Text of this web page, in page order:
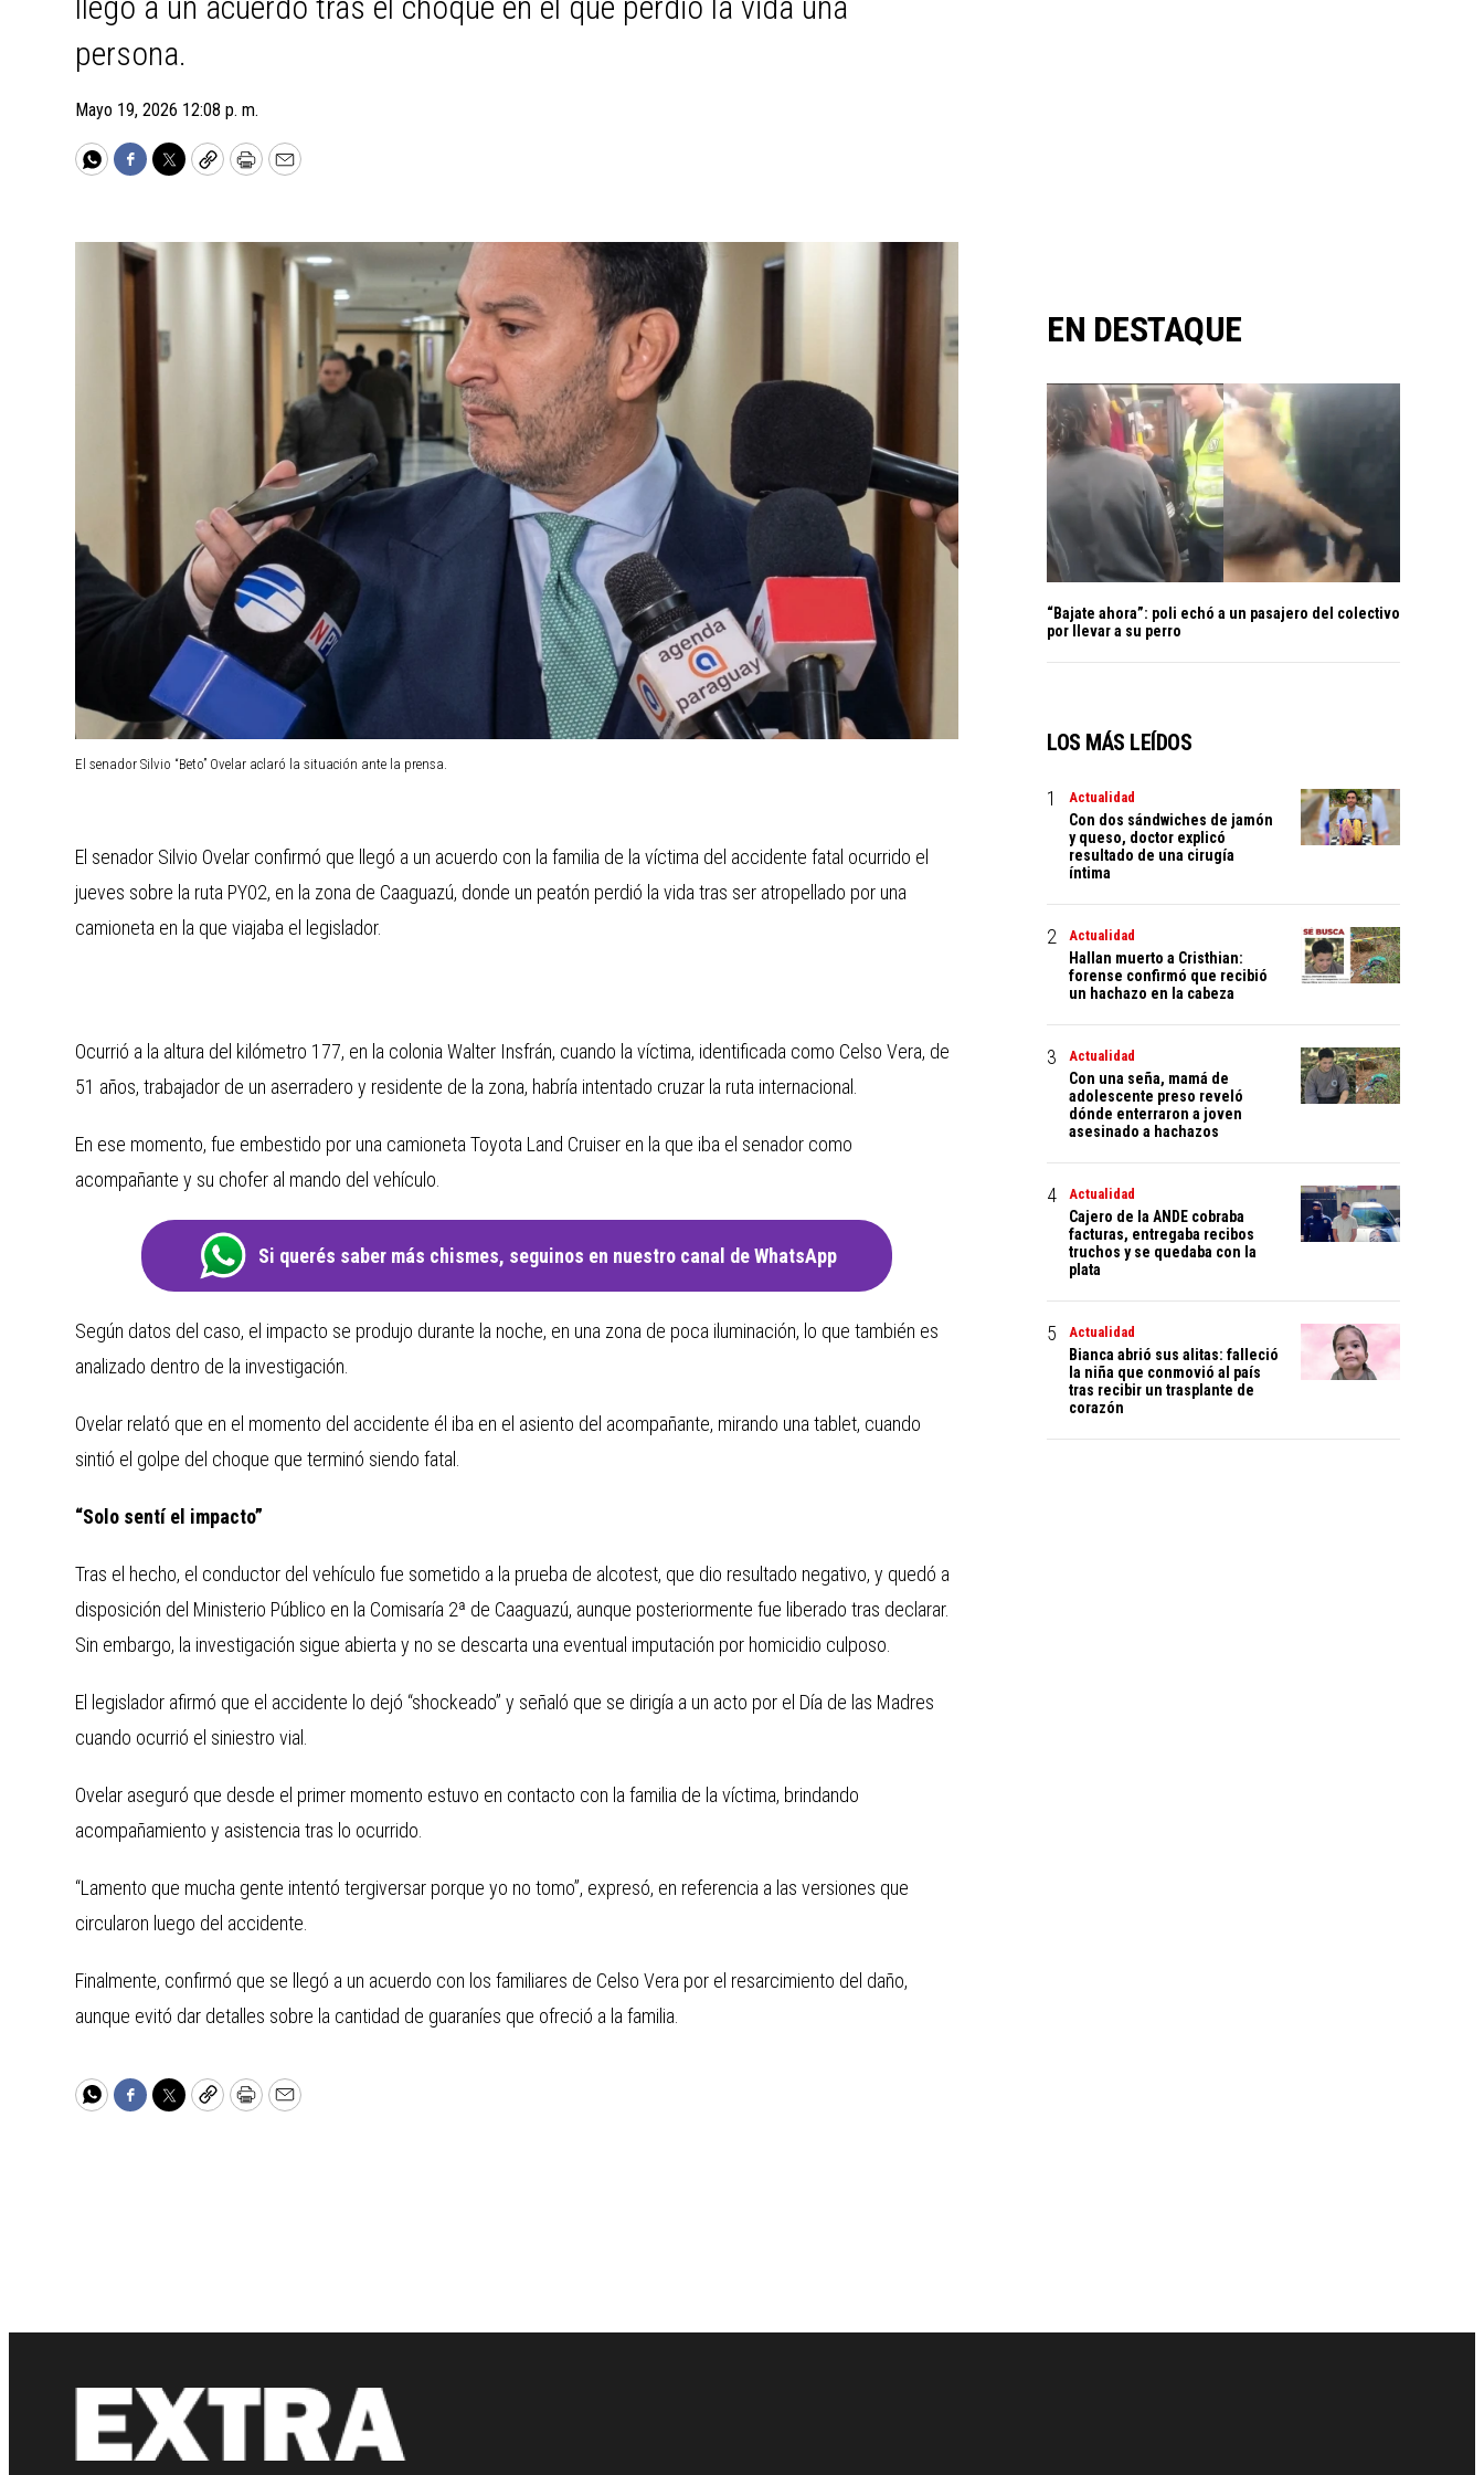
persona.
Mayo 19, 2026 12:08 p. m.
WhatsApp
Facebook
TwitterCopyPrintEmail
El senador Silvio “Beto” Ovelar aclaró la situación ante la prensa.
El senador Silvio Ovelar confirmó que llegó a un acuerdo con la familia de la víctima del accidente fatal ocurrido el
jueves sobre la ruta PY02, en la zona de Caaguazú, donde un peatón perdió la vida tras ser atropellado por una
camioneta en la que viajaba el legislador.
Ocurrió a la altura del kilómetro 177, en la colonia Walter Insfrán, cuando la víctima, identificada como Celso Vera, de
51 años, trabajador de un aserradero y residente de la zona, habría intentado cruzar la ruta internacional.
En ese momento, fue embestido por una camioneta Toyota Land Cruiser en la que iba el senador como
acompañante y su chofer al mando del vehículo.
Si querés saber más chismes, seguinos en nuestro canal de WhatsApp
Según datos del caso, el impacto se produjo durante la noche, en una zona de poca iluminación, lo que también es
analizado dentro de la investigación.
Ovelar relató que en el momento del accidente él iba en el asiento del acompañante, mirando una tablet, cuando
sintió el golpe del choque que terminó siendo fatal.
“Solo sentí el impacto”
Tras el hecho, el conductor del vehículo fue sometido a la prueba de alcotest, que dio resultado negativo, y quedó a
disposición del Ministerio Público en la Comisaría 2ª de Caaguazú, aunque posteriormente fue liberado tras declarar.
Sin embargo, la investigación sigue abierta y no se descarta una eventual imputación por homicidio culposo.
El legislador afirmó que el accidente lo dejó “shockeado” y señaló que se dirigía a un acto por el Día de las Madres
cuando ocurrió el siniestro vial.
Ovelar aseguró que desde el primer momento estuvo en contacto con la familia de la víctima, brindando
acompañamiento y asistencia tras lo ocurrido.
“Lamento que mucha gente intentó tergiversar porque yo no tomo”, expresó, en referencia a las versiones que
circularon luego del accidente.
Finalmente, confirmó que se llegó a un acuerdo con los familiares de Celso Vera por el resarcimiento del daño,
aunque evitó dar detalles sobre la cantidad de guaraníes que ofreció a la familia.
WhatsApp
Facebook
TwitterCopyPrintEmail
EN DESTAQUE
“Bajate ahora”: poli echó a un pasajero del colectivo
por llevar a su perro
LOS MÁS LEÍDOS
Actualidad
Con dos sándwiches de jamón
y queso, doctor explicó
resultado de una cirugía
íntima
Actualidad
Hallan muerto a Cristhian:
forense confirmó que recibió
un hachazo en la cabeza
Actualidad
Con una seña, mamá de
adolescente preso reveló
dónde enterraron a joven
asesinado a hachazos
Actualidad
Cajero de la ANDE cobraba
facturas, entregaba recibos
truchos y se quedaba con la
plata
Actualidad
Bianca abrió sus alitas: falleció
la niña que conmovió al país
tras recibir un trasplante de
corazón